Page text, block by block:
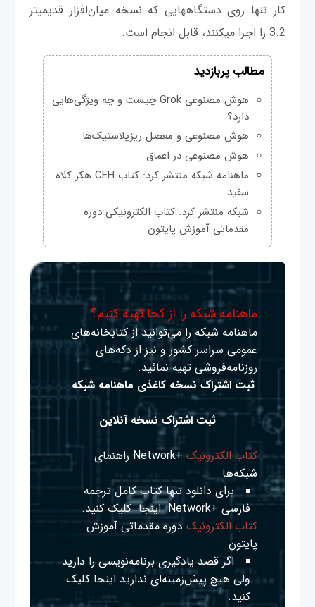
کار تنها روی دستگاه‎هایی که نسخه میان‌افزار قدیمی‎تر
3.2 را اجرا می‎کنند، قابل انجام است.
مطالب پربازدید
هوش مصنوعی Grok چیست و چه ویژگی‌هایی
دارد؟
هوش مصنوعی و معضل ریزپلاستیک‌ها
هوش مصنوعی در اعماق
ماهنامه شبکه منتشر کرد: کتاب CEH هکر کلاه
سفید
شبکه منتشر کرد: کتاب الکترونیکی دوره
مقدماتی آموزش پایتون
ماهنامه شبکه را از کجا تهیه کنیم؟
ماهنامه شبکه را می‌توانید از کتابخانه‌های
عمومی سراسر کشور و نیز از دکه‌های
روزنامه‌فروشی تهیه نمائید.
ثبت اشتراک نسخه کاغذی ماهنامه شبکه
ثبت اشتراک نسخه آنلاین
کتاب الکترونیک
+Network راهنمای
شبکه‌ها
برای دانلود تنها کتاب کامل ترجمه
فارسی +Network
اینجا کلیک کنید.
کتاب الکترونیک دوره مقدماتی آموزش
پایتون
اگر قصد یادگیری برنامه‌نویسی را دارید
ولی هیچ پیش‌زمینه‌ای نداریداینجا کلیک
کنید.